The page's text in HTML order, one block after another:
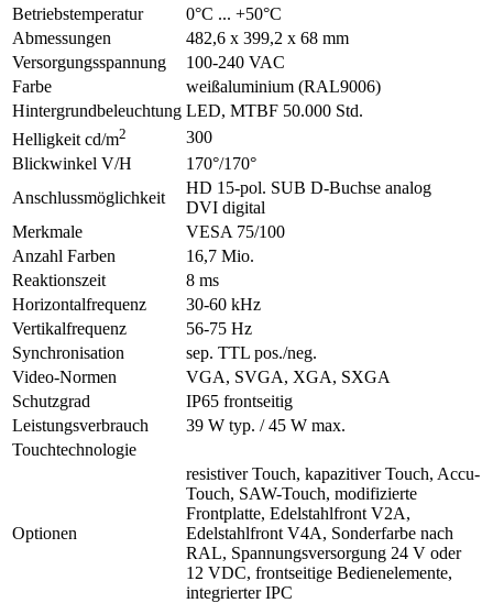
Betriebstemperatur
0°C ... +50°C
Abmessungen
482,6 x 399,2 x 68 mm
Versorgungsspannung
100-240 VAC
Farbe
weißaluminium (RAL9006)
Hintergrundbeleuchtung LED, MTBF 50.000 Std.
Helligkeit cd/m2
300
Blickwinkel V/H
170°/170°
Anschlussmöglichkeit
HD 15-pol. SUB D-Buchse analog
DVI digital
Merkmale
VESA 75/100
Anzahl Farben
16,7 Mio.
Reaktionszeit
8 ms
Horizontalfrequenz
30-60 kHz
Vertikalfrequenz
56-75 Hz
Synchronisation
sep. TTL pos./neg.
Video-Normen
VGA, SVGA, XGA, SXGA
Schutzgrad
IP65 frontseitig
Leistungsverbrauch
39 W typ. / 45 W max.
Touchtechnologie
Optionen
resistiver Touch, kapazitiver Touch, Accu-
Touch, SAW-Touch, modifizierte
Frontplatte, Edelstahlfront V2A,
Edelstahlfront V4A, Sonderfarbe nach
RAL, Spannungsversorgung 24 V oder
12 VDC, frontseitige Bedienelemente,
integrierter IPC